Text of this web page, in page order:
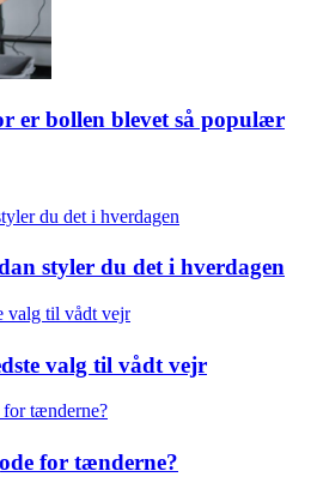
er bollen blevet så populær
styler du det i hverdagen
valg til vådt vejr
for tænderne?